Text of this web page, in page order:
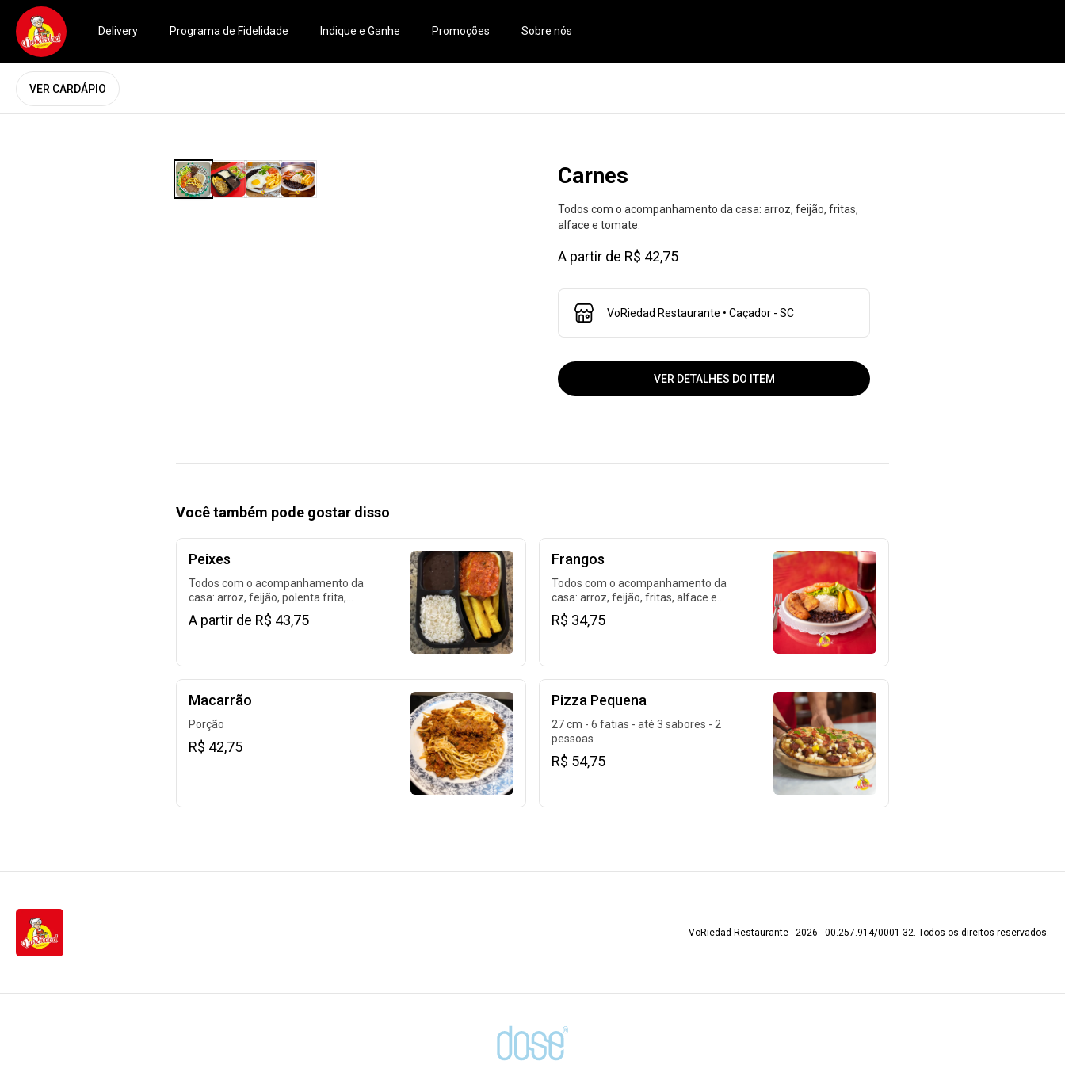
Delivery Programa de Fidelidade Indique e Ganhe Promoções Sobre nós
VER CARDÁPIO
Carnes
Todos com o acompanhamento da casa: arroz, feijão, fritas,
alface e tomate.
A partir de R$ 42,75
VoRiedad Restaurante • Caçador - SC
VER DETALHES DO ITEM
Você também pode gostar disso
Peixes
Todos com o acompanhamento da
casa: arroz, feijão, polenta frita,
alface e tomate.
A partir de R$ 43,75
Frangos
Todos com o acompanhamento da
casa: arroz, feijão, fritas, alface e
tomate.
R$ 34,75
Macarrão
Porção
R$ 42,75
Pizza Pequena
27 cm - 6 fatias - até 3 sabores - 2
pessoas
R$ 54,75
VoRiedad Restaurante - 2026 - 00.257.914/0001-32. Todos os direitos reservados.